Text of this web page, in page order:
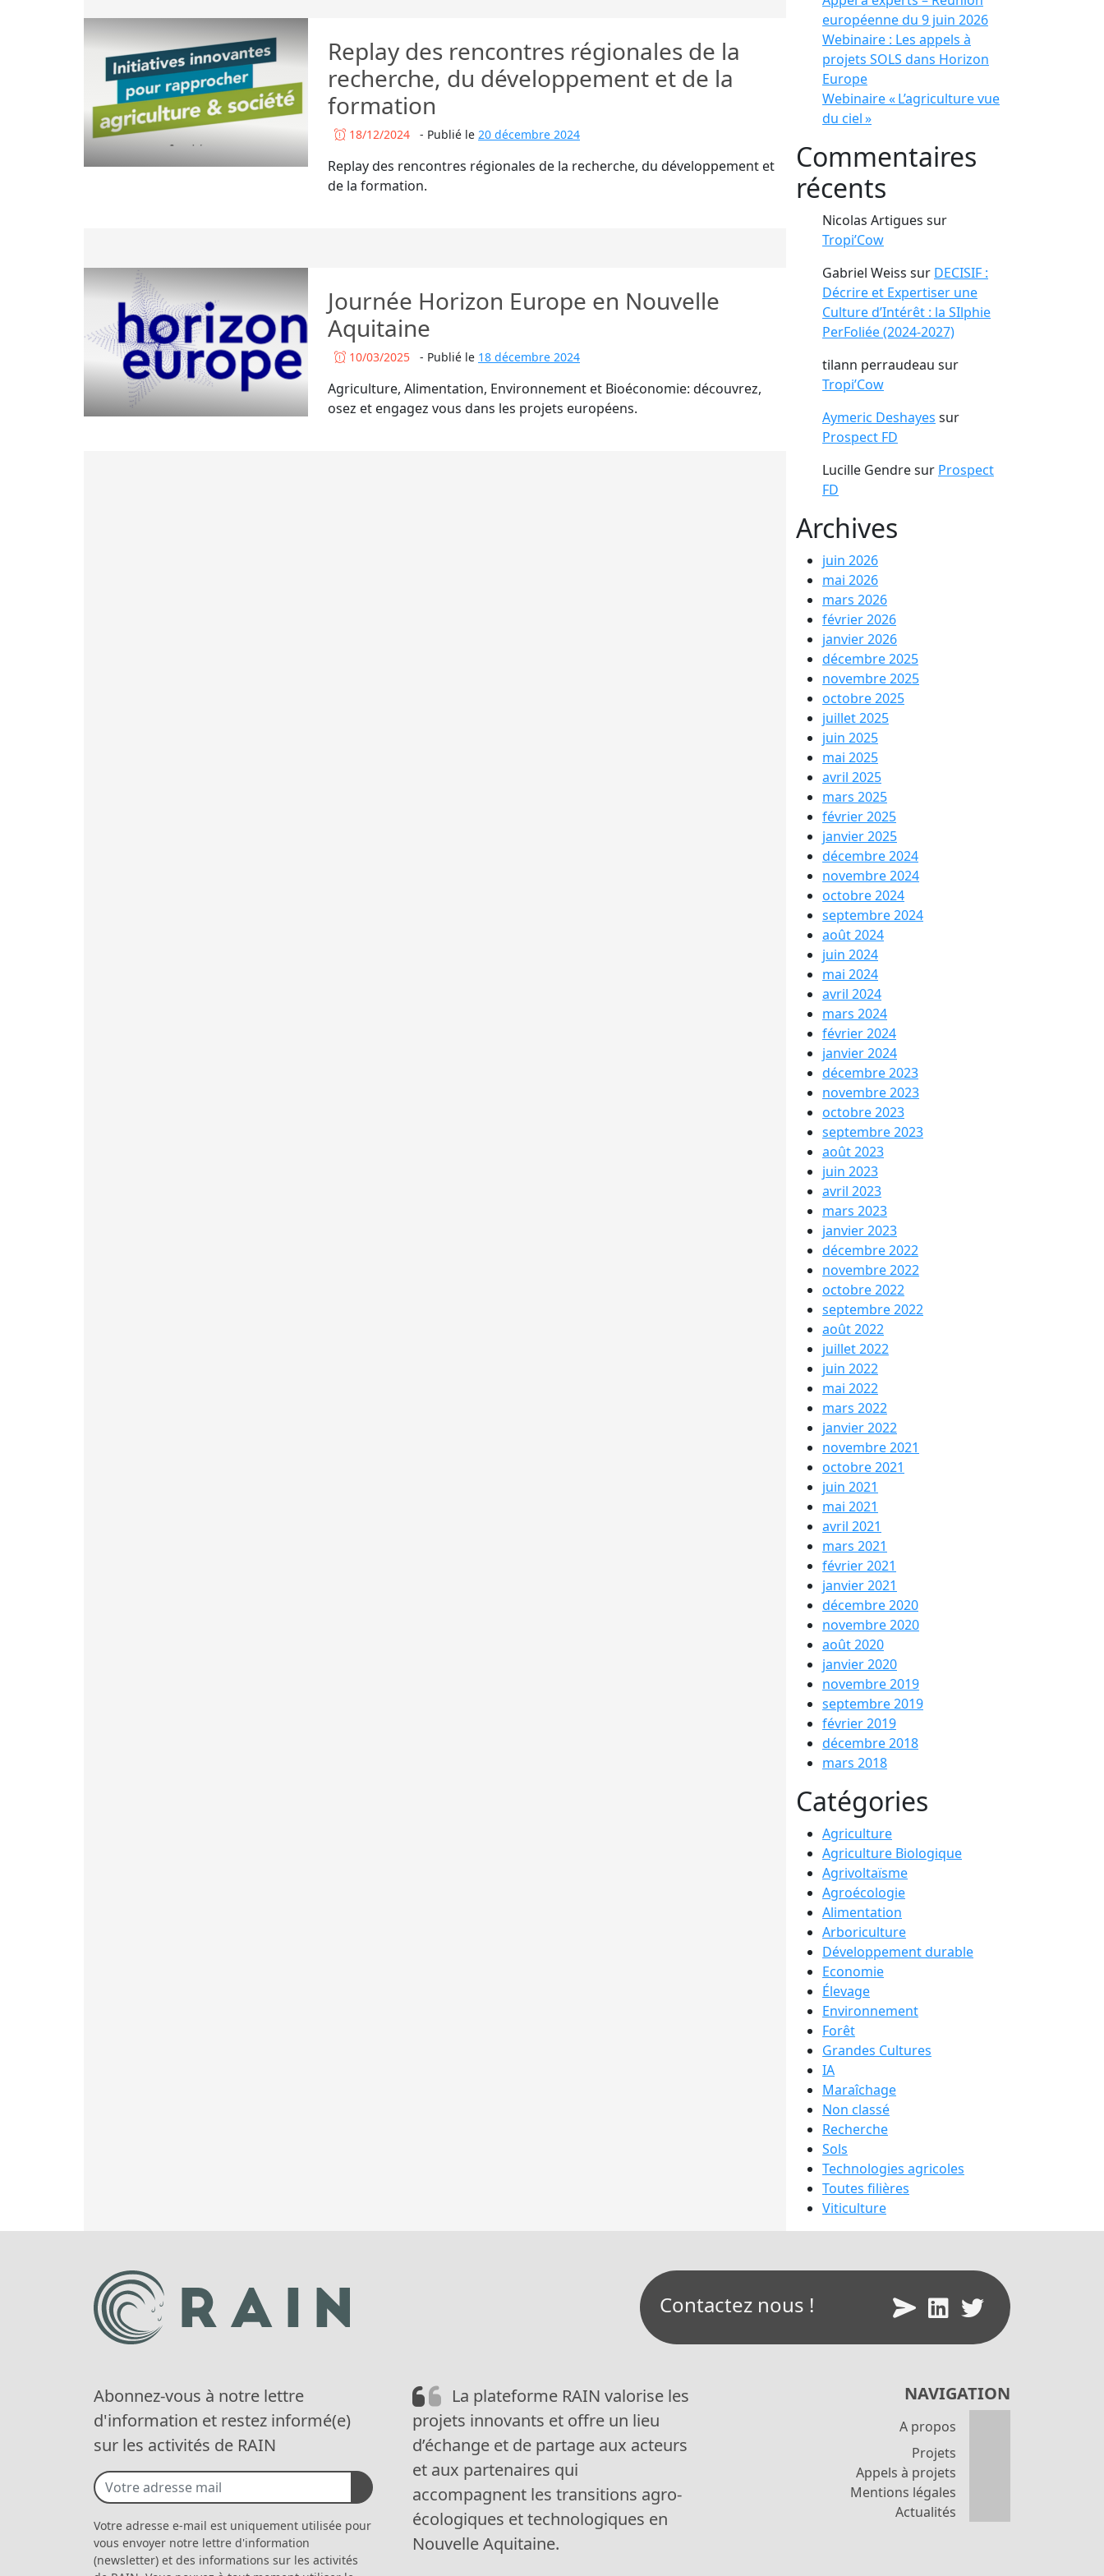
Replay des rencontres régionales de la
recherche, du développement et de la
formation
18/12/2024 - Publié le 20 décembre 2024
Replay des rencontres régionales de la recherche, du développement et
de la formation.
Journée Horizon Europe en Nouvelle
Aquitaine
10/03/2025 - Publié le 18 décembre 2024
Agriculture, Alimentation, Environnement et Bioéconomie: découvrez,
osez et engagez vous dans les projets européens.
européenne du 9 juin 2026
Webinaire : Les appels à
projets SOLS dans Horizon
Europe
Webinaire « L’agriculture vue
du ciel »
Commentaires
récents
Nicolas Artigues sur
Tropi’Cow
Gabriel Weiss sur DECISIF :
Décrire et Expertiser une
Culture d’Intérêt : la SIlphie
PerFoliée (2024-2027)
tilann perraudeau sur
Tropi’Cow
Aymeric Deshayes sur
Prospect FD
Lucille Gendresur Prospect
FD
Archives
juin 2026
mai 2026
mars 2026
février 2026
janvier 2026
décembre 2025
novembre 2025
octobre 2025
juillet 2025
juin 2025
mai 2025
avril 2025
mars 2025
février 2025
janvier 2025
décembre 2024
novembre 2024
octobre 2024
septembre 2024
août 2024
juin 2024
mai 2024
avril 2024
mars 2024
février 2024
janvier 2024
décembre 2023
novembre 2023
octobre 2023
septembre 2023
août 2023
juin 2023
avril 2023
mars 2023
janvier 2023
décembre 2022
novembre 2022
octobre 2022
septembre 2022
août 2022
juillet 2022
juin 2022
mai 2022
mars 2022
janvier 2022
novembre 2021
octobre 2021
juin 2021
mai 2021
avril 2021
mars 2021
février 2021
janvier 2021
décembre 2020
novembre 2020
août 2020
janvier 2020
novembre 2019
septembre 2019
février 2019
décembre 2018
mars 2018
Catégories
Agriculture
Agriculture Biologique
Agrivoltaïsme
Agroécologie
Alimentation
Arboriculture
Développement durable
Economie
Élevage
Environnement
Forêt
Grandes Cultures
IA
Maraîchage
Non classé
Recherche
Sols
Technologies agricoles
Toutes filières
Viticulture
Contactez nous !
Abonnez-vous à notre lettre
d'information et restez informé(e)
sur les activités de RAIN
Votre adresse e-mail est uniquement utilisée pour
vous envoyer notre lettre d'information
(newsletter) et des informations sur les activités
La plateforme RAIN valorise les
projets innovants et offre un lieu
d’échange et de partage aux acteurs
et aux partenaires qui
accompagnent les transitions agro-
écologiques et technologiques en
Nouvelle Aquitaine.
NAVIGATION
A propos
Projets
Appels à projets
Mentions légales
Actualités